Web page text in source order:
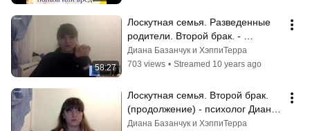
58:27
Лоскутная семья. Разведенные
родители. Второй брак. -
психолог Диана Комлач
Диана Базанчук и ХэппиТерра
703 views • Streamed 10 years ago
Лоскутная семья. Второй брак.
(продолжение) - психолог Диана
Комлач
Диана Базанчук и ХэппиТерра